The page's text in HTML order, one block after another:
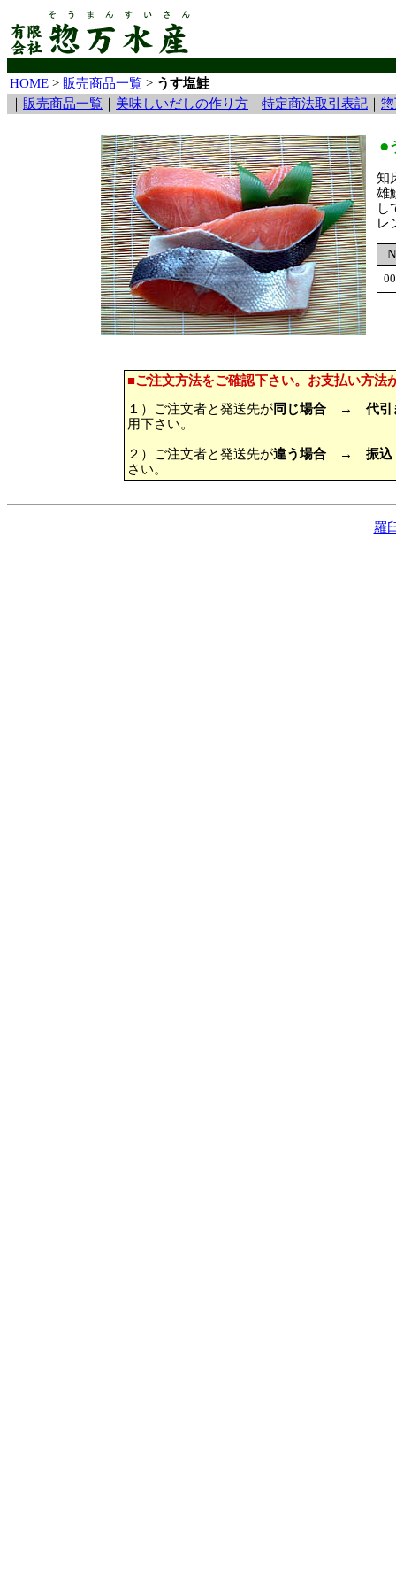
HOME > 販売商品一覧 > うす塩鮭
販売商品一覧 美味しいだしの作り方 特定商法取引表記
●
知
雄
し
レ
■ご注文方法をご確認下さい。お支払い方法
１）ご注文者と発送先が同じ場合 → 代
用下さい。
２）ご注文者と発送先が違う場合 →
振
さい。
羅